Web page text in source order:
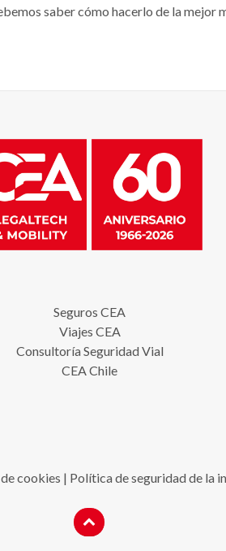
saber cómo hacerlo de la mejor
Seguros CEA
Viajes CEA
Consultoría Seguridad Vial
CEA Chile
cookies | Política de seguridad de la